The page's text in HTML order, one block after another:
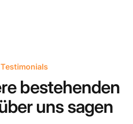
Testimonials
bestehenden
uns sagen